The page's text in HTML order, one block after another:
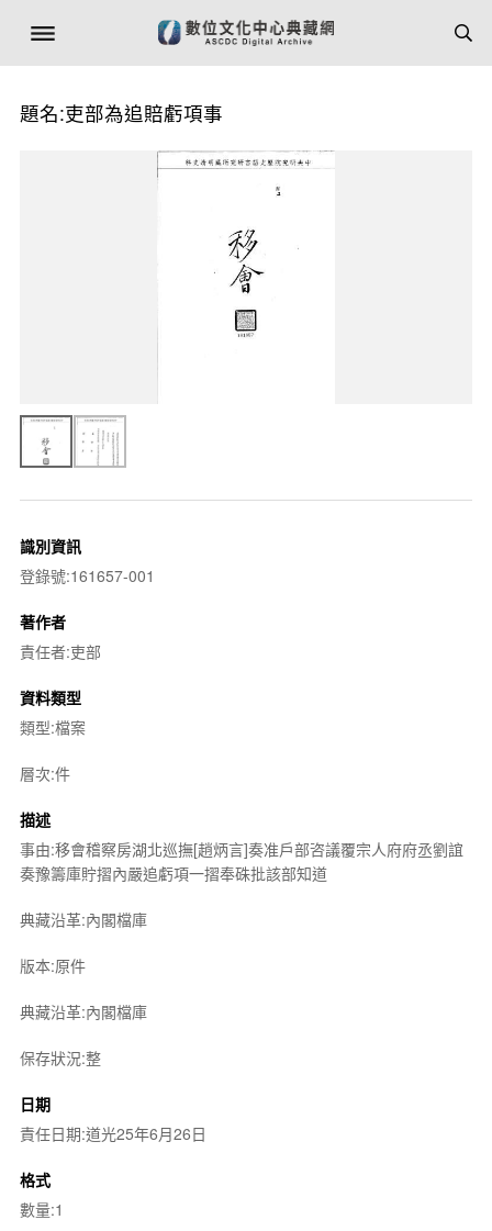
題名:吏部為追賠虧項事
識別資訊
登錄號:161657-001
著作者
責任者:吏部
資料類型
類型:檔案
層次:件
描述
事由:移會稽察房湖北巡撫[趙炳言]奏准戶部咨議覆宗人府府丞劉誼
奏豫籌庫貯摺內嚴追虧項一摺奉硃批該部知道
典藏沿革:內閣檔庫
版本:原件
典藏沿革:內閣檔庫
保存狀況:整
日期
責任日期:道光25年6月26日
格式
數量:1